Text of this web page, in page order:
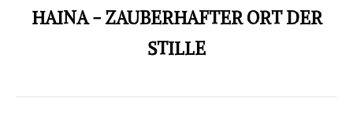
HAINA - ZAUBERHAFTER ORT DER
STILLE